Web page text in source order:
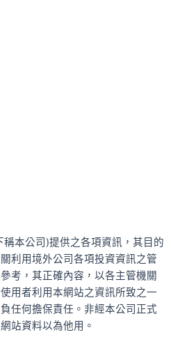
稱本公司)提供之各項資訊，其目的
利用境外公司各項投資資訊之管
考，其正確內容，以各主管機關
用者利用本網站之資訊所致之一
任何擔保責任。非經本公司正式
站資料以為他用。